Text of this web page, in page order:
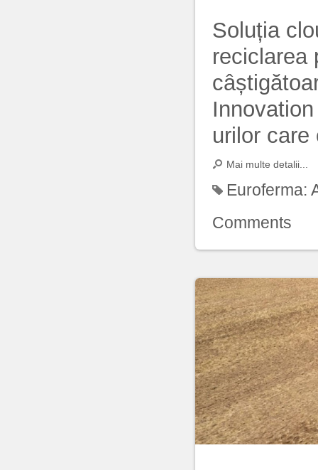
Soluția
reciclarea
urilor
Mai multe detalii...
Euroferma:
Comments